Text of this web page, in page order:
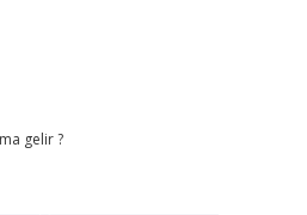
gelir ?